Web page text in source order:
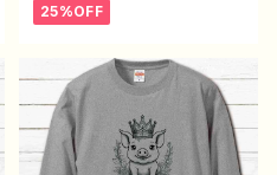
わ ゆるい ユニーク ネ
ー おすすめ 個性的 人
気 イラストレーター クリ
エイター 絵師 オリジナ
ル デザイン グッズ 半
袖シャツ デザイン コラ
25%OFF